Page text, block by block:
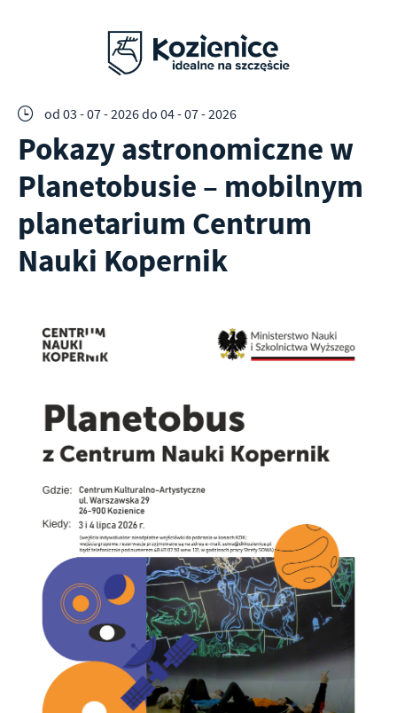
od 03 - 07 - 2026do 04 - 07 - 2026
Pokazy astronomiczne w
Planetobusie – mobilnym
planetarium Centrum
Nauki Kopernik